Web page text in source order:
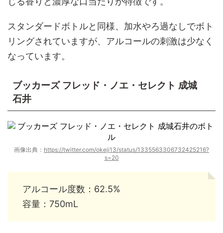
スタンダードボトルと同様、加水やろ過なしでボト
リングされていますが、アルコールの刺激は少なく
なっています。
ブッカーズ フレッド・ノエ・セレクト 成城
石井
画像出典： https://twitter.com/okeji13/status/1335563306732425216?
s=20
アルコール度数：62.5%
容量：750mL